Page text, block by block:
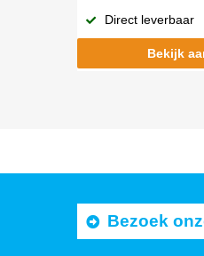
Direct leverbaar
Bekijk
Bezoek